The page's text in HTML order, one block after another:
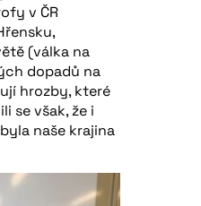
v ČR
(válka na
dopadů na
hrozby, které
se však, že i
naše krajina